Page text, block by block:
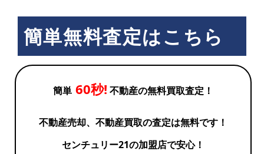
シ
ョ
簡単無料査定はこちら
簡単 60秒! 不動産の無料買取査定！
不動産売却、不動産買取の査定は無料です！
センチュリー21の加盟店で安心！